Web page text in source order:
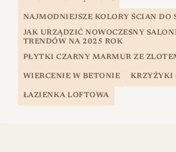
NAJMODNIEJSZE KOLORY ŚCIAN DO
JAK URZĄDZIĆ NOWOCZESNY
TRENDÓW NA 2025 ROK
PŁYTKI CZARNY MARMUR ZE
WIERCENIE W BETONIE KRZYŻYKI
ŁAZIENKA LOFTOWA